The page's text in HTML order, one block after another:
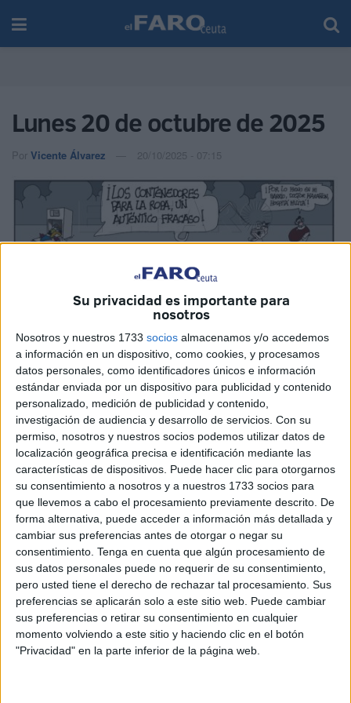
Su privacidad es importante para
nosotros
Nosotros y nuestros 1733 socios almacenamos y/o accedemos
a información en un dispositivo, como cookies, y procesamos
datos personales, como identificadores únicos e información
estándar enviada por un dispositivo para publicidad y contenido
personalizado, medición de publicidad y contenido,
investigación de audiencia y desarrollo de servicios. Con su
permiso, nosotros y nuestros socios podemos utilizar datos de
localización geográfica precisa e identificación mediante las
características de dispositivos. Puede hacer clic para otorgarnos
su consentimiento a nosotros y a nuestros 1733 socios para
que llevemos a cabo el procesamiento previamente descrito. De
forma alternativa, puede acceder a información más detallada y
cambiar sus preferencias antes de otorgar o negar su
consentimiento. Tenga en cuenta que algún procesamiento de
sus datos personales puede no requerir de su consentimiento,
pero usted tiene el derecho de rechazar tal procesamiento. Sus
preferencias se aplicarán solo a este sitio web. Puede cambiar
sus preferencias o retirar su consentimiento en cualquier
momento volviendo a este sitio y haciendo clic en el botón
"Privacidad" en la parte inferior de la página web.
Lunes 20 de octubre de 2025
Por Vicente Álvarez 20/10/2025 - 07:15
Related Posts
Se multiplican en Marruecos las
convocatorias para una entrada masiva a
España
HACE 27 MINUTOS
¿Has renovado tu inscripción en el
padrón cada dos años? Comprueba si ha
caducado
HACE 1 HORA
El inmigrante que llegó en parapente a
Benzú en pleno blindaje de la frontera
con Marruecos
HACE 2 HORAS
Carta abierta a nuestro delegado del